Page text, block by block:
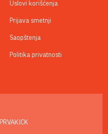
Uslovi korišćenja
Prijava smetnji
Saopštenja
Politika privatnosti
PRVAKICK